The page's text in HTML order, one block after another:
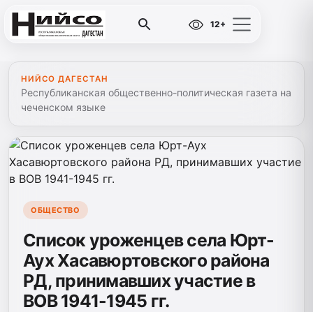
12+
НИЙСО ДАГЕСТАН
Республиканская общественно-политическая газета на
чеченском языке
ОБЩЕСТВО
Список уроженцев села Юрт-
Аух Хасавюртовского района
РД, принимавших участие в
ВОВ 1941-1945 гг.